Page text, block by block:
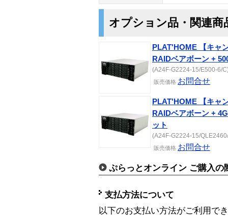
オプション品・関連商
PLAT'HOME 【キャ
RAIDベアボーン +
(A24F-G2224-15/E500-6/
販売価格 お問合せ
PLAT'HOME 【キャ
RAIDベアボーン +
ット
(A24F-G2224-15/
販売価格 お問合せ
ぷらっとオンライン ご購入の
支払方法について
以下のお支払い方法がご利用で